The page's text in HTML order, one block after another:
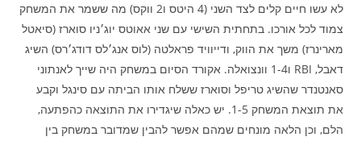
לא עשו חיים קלים לצד השני (4 היטס ו2 ווקס) מה ששמר את המשחק
צמוד לכל אורכו. בתחתית השישי עם שני אאוטס יוג׳ניו סוארז (סיאטל
מארינרז) משך את הווק, ודייוויד פראלטה (לוס אנג׳לס דודג׳רס) השיג
דאבל, RBI ו1-4 וונצואלה. אקורד הסיום במשחק היה שייך לאנתוני
סאנטנדר שהשיג טריפל וסוארז ששלח אותו הביתה עם סינגל וקבע
את תוצאת המשחק 1-5. יש כאלה שיגדירו את התוצאה כהפתעה,
הלם, וכן הלאה מונחים שמהם אפשר להבין שמדובר במשחק בין